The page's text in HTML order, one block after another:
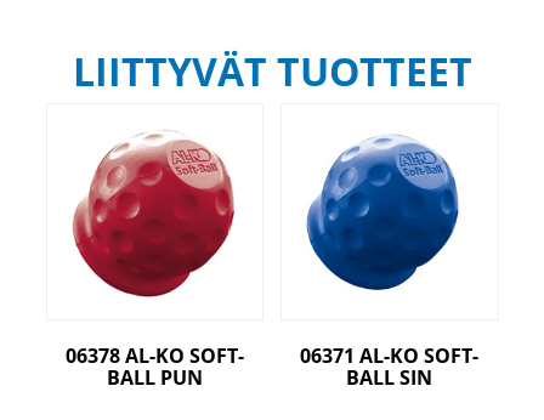
LIITTYVÄT TUOTTEET
06378 AL-KO SOFT-
BALL PUN
06371 AL-KO SOFT-
BALL SIN